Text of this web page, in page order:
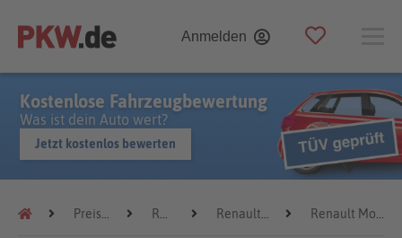
Anmelden
Kostenlose Fahrzeugbewertung
Was ist dein Auto wert?
Jetzt kostenlos bewerten
Preistrends Renault Renault Modus Renault Modus 2012